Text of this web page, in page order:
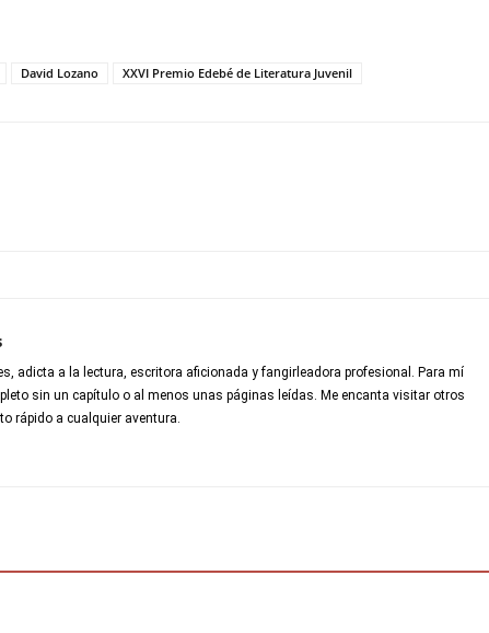
David Lozano XXVI Premio Edebé de Literatura Juvenil
adicta a la lectura, escritora aficionada y fangirleadora profesional. Para mí
sin un capítulo o al menos unas páginas leídas. Me encanta visitar otros
rápido a cualquier aventura.